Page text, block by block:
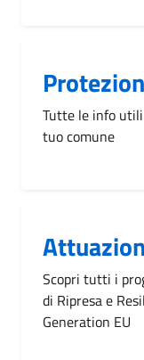
Tutte le info
tuo comune
Scopri tutti i
di Ripresa e
Generation EU